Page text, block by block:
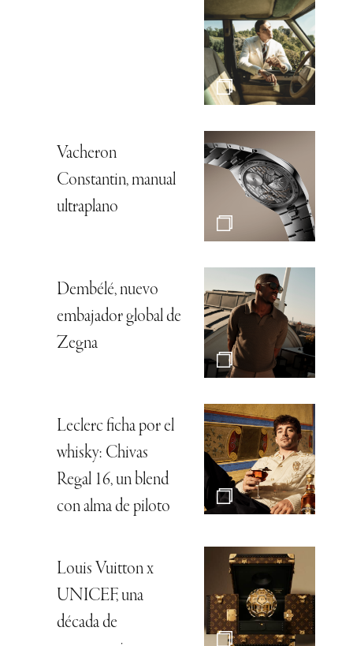
Vacheron
Constantin, manual
ultraplano
Dembélé, nuevo
embajador global de
Zegna
Leclerc ficha por el
whisky: Chivas
Regal 16, un blend
con alma de piloto
Louis Vuitton x
UNICEF, una
década de